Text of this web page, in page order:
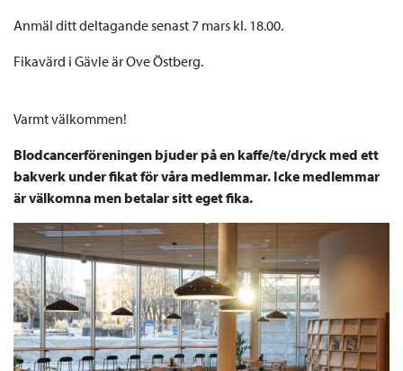
Anmäl ditt deltagande senast 7 mars kl. 18.00.
Fikavärd i Gävle är Ove Östberg.
Varmt välkommen!
Blodcancerföreningen bjuder på en kaffe/te/dryck med ett
bakverk under fikat för våra medlemmar. Icke medlemmar
är välkomna men betalar sitt eget fika.